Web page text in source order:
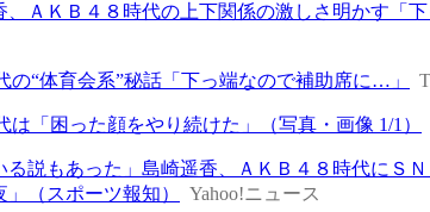
、ＡＫＢ４８時代の上下関係の激しさ明かす「
の“体育会系”秘話「下っ端なので補助席に…」
「困った顔をやり続けた」（写真・画像 1/1）
る説もあった」島崎遥香、ＡＫＢ４８時代に
（スポーツ報知）
Yahoo!ニュース